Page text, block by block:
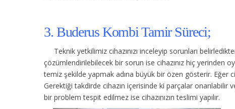
3. Buderus Kombi Tamir Süreci;
Teknik yetkilimiz cihazınızı inceleyip sorunları
çözümlendirilebilecek bir sorun ise cihazınız hiç yerinden
temiz şekilde yapmak adına büyük bir özen gösterir. Eğer
Gerektiği takdirde cihazın içerisinde ki parçalar onarılabilir
bir problem tespit edilmez ise cihazınızın teslimi yapılır.